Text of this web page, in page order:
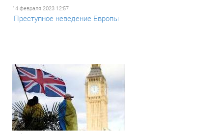
14 февраля 2023 12:57
Преступное неведение Европы